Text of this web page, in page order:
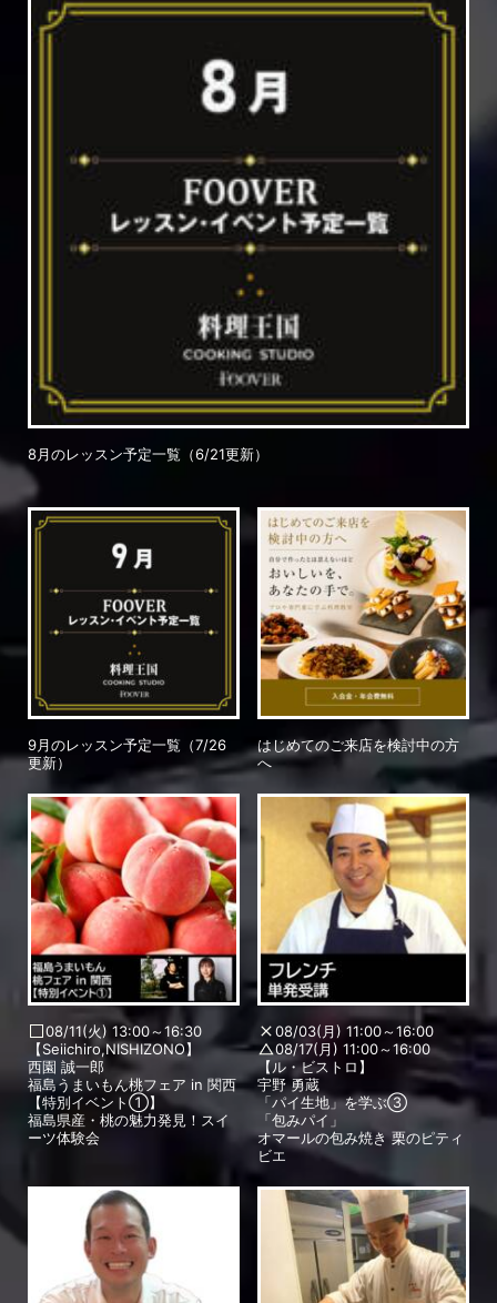
8月のレッスン予定一覧（6/21更新）
9月のレッスン予定一覧（7/26
更新）
はじめてのご来店を検討中の方
へ
08/11(火) 13:00～16:30
【Seiichiro,NISHIZONO】
西園 誠一郎
福島うまいもん桃フェア in 関西
【特別イベント①】
福島県産・桃の魅力発見！スイ
ーツ体験会
08/03(月) 11:00～16:00
08/17(月) 11:00～16:00
【ル・ビストロ】
宇野 勇蔵
「パイ生地」を学ぶ③
「包みパイ」
オマールの包み焼き 栗のピティ
ビエ